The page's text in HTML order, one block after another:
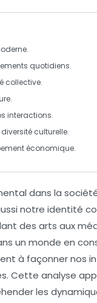
quotidiens.
collective.
interactions.
diversité culturelle.
économique.
dans la
notre identité
des arts aux
un monde en
à façonner nos
Cette analyse
les